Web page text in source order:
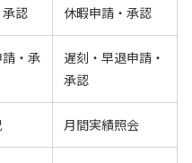
認 休暇申請・承認
・承
遅刻・早退申請・
承認
月間実績照会